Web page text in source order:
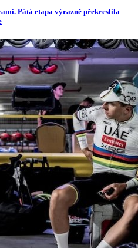
Pátá etapa výrazně překreslila